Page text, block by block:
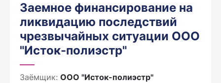
Заемное финансирование на
ликвидацию последствий
чрезвычайных ситуации ООО
"Исток-полиэстр"
Заёмщик: ООО "Исток-полиэстр"